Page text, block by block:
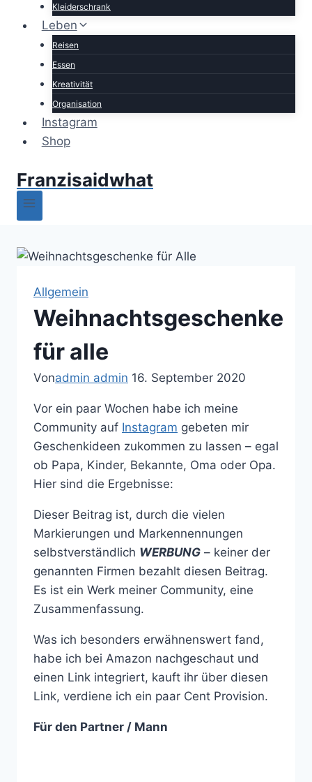
Kleiderschrank
Leben
Reisen
Essen
Kreativität
Organisation
Instagram
Shop
Franzisaidwhat
Allgemein
Weihnachtsgeschenke
für alle
Vonadmin admin 16. September 2020
Vor ein paar Wochen habe ich meine
Community auf Instagram gebeten mir
Geschenkideen zukommen zu lassen – egal
ob Papa, Kinder, Bekannte, Oma oder Opa.
Hier sind die Ergebnisse:
Dieser Beitrag ist, durch die vielen
Markierungen und Markennennungen
selbstverständlich WERBUNG – keiner der
genannten Firmen bezahlt diesen Beitrag.
Es ist ein Werk meiner Community, eine
Zusammenfassung.
Was ich besonders erwähnenswert fand,
habe ich bei Amazon nachgeschaut und
einen Link integriert, kauft ihr über diesen
Link, verdiene ich ein paar Cent Provision.
Für den Partner / Mann